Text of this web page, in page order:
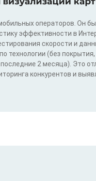
операторов. Он
эффективности в
скорости и
(без покрытия,
2 месяца). Это
конкурентов и